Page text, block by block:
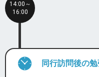
14:00～
16:00
同行訪問後の